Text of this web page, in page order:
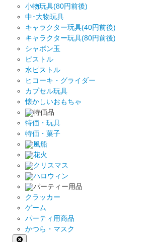
小物玩具(80円前後)
中･大物玩具
キャラクター玩具(40円前後)
キャラクター玩具(80円前後)
シャボン玉
ピストル
水ピストル
ヒコーキ・グライダー
カプセル玩具
懐かしいおもちゃ
特価品
特価・玩具
特価・菓子
風船
花火
クリスマス
ハロウィン
パーティー用品
クラッカー
ゲーム
パーティ用商品
かつら・マスク